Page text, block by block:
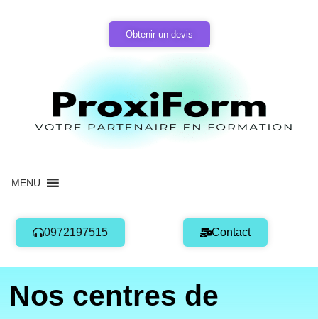
Obtenir un devis
MENU
0972197515 Contact
Nos centres de